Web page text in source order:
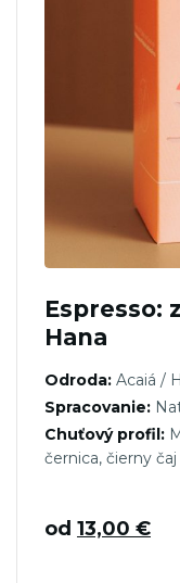
Espresso:
Hana
Odroda: Acaiá /
Spracovanie:
Chuťový profil:
černica, čierny čaj
od 13,00 €